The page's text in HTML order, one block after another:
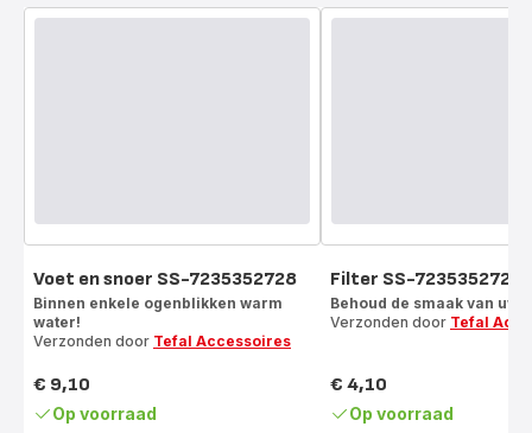
Voet en snoer SS-7235352728
Binnen enkele ogenblikken warm
water!
Verzonden door Tefal Accessoires
Prijs
€ 9,10
Op voorraad
Filter SS-7235352729
Behoud de smaak van uw
Verzonden door Tefal
Prijs
€ 4,10
Op voorraad